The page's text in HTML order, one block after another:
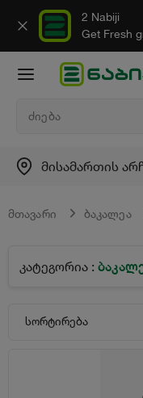
2 Nabiji
Get Fresh
მისამართის
მთავარი ბაკალეა
კატეგორია :
სორტირება